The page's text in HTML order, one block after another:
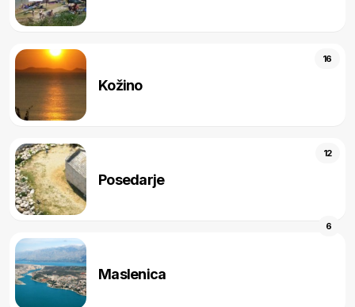
Kožino
16
Posedarje
12
Maslenica
6